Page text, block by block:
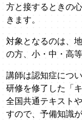
方と接するときの
きます。
対象となるのは、
の方、小・中・高
講師は認知症につ
研修を修了した「
全国共通テキスト
すので、予備知識